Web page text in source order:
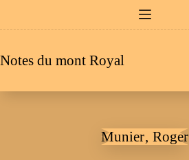
au
Notes du mont Royal
Munier‚ Roger